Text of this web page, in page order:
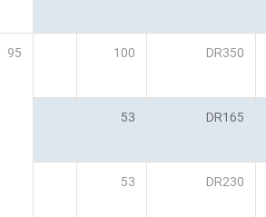
DR350
100
95
DR165
53
DR230
53